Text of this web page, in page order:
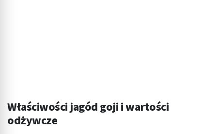
Właściwości jagód goji i wartości
odżywcze